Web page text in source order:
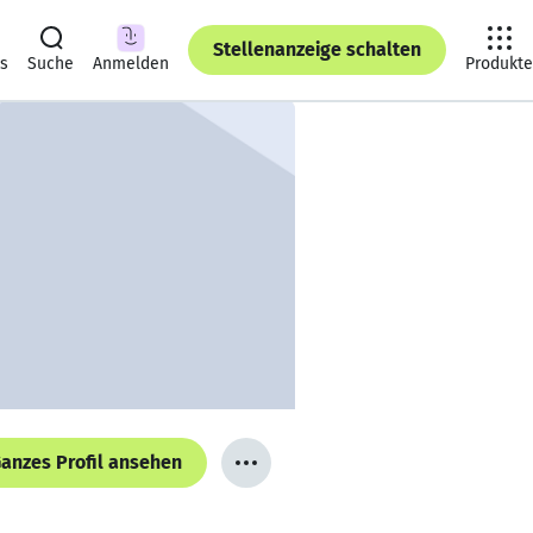
Suche Anmelden
Stellenanzeige schalten
Produkte
Profil ansehen